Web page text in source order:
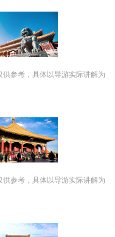
参考，具体以导游实际讲解为
参考，具体以导游实际讲解为